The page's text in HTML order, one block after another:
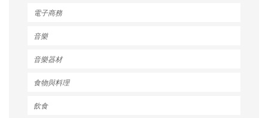
電子商務
音樂
音樂器材
食物與料理
飲食